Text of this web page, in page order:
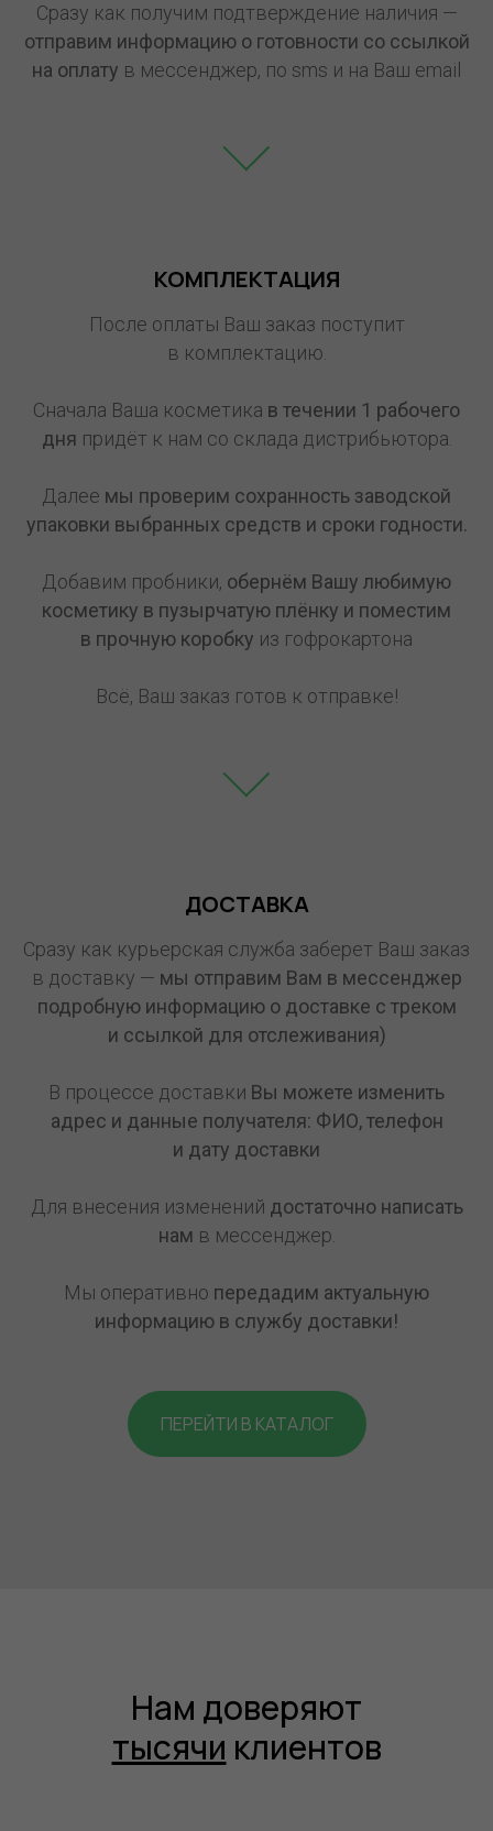
Сразу как получим подтверждение наличия —
отправим информацию о готовности со ссылкой
на оплату в мессенджер, по sms и на Ваш email
КОМПЛЕКТАЦИЯ
После оплаты Ваш заказ поступит
в комплектацию.
Сначала Ваша косметика в течении 1 рабочего
дня придёт к нам со склада дистрибьютора.
Далее мы проверим сохранность заводской
упаковки выбранных средств и сроки годности.
Добавим пробники, обернём Вашу любимую
косметику в пузырчатую плёнку и поместим
в прочную коробку из гофрокартона
Всё, Ваш заказ готов к отправке!
ДОСТАВКА
Сразу как курьерская служба заберет Ваш заказ
в доставку — мы отправим Вам в мессенджер
подробную информацию о доставке с треком
и ссылкой для отслеживания)
В процессе доставки Вы можете изменить
адрес и данные получателя: ФИО, телефон
и дату доставки
Для внесения изменений достаточно написать
нам в мессенджер.
Мы оперативно передадим актуальную
информацию в службу доставки!
ПЕРЕЙТИ В КАТАЛОГ
Нам доверяют
тысячи клиентов